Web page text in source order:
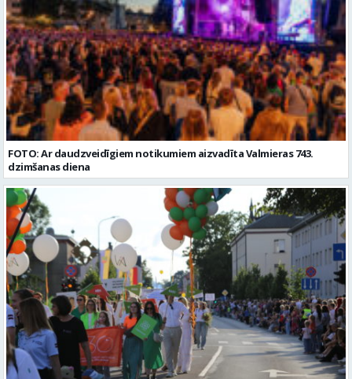
FOTO: Ar daudzveidīgiem notikumiem aizvadīta Valmieras 743.
dzimšanas diena